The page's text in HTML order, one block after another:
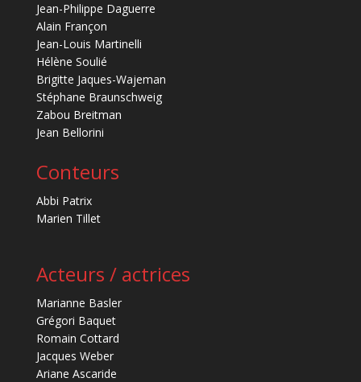
Jean-Philippe Daguerre
Alain Françon
Jean-Louis Martinelli
Hélène Soulié
Brigitte Jaques-Wajeman
Stéphane Braunschweig
Zabou Breitman
Jean Bellorini
Conteurs
Abbi Patrix
Marien Tillet
Acteurs / actrices
Marianne Basler
Grégori Baquet
Romain Cottard
Jacques Weber
Ariane Ascaride